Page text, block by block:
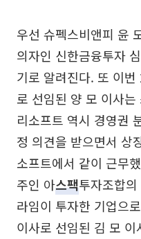
우선 슈펙스비앤피 윤
의자인 신한금융투자
기로 알려진다. 또 이
로 선임된 양 모 이사
리소프트 역시 경영권
정 의견을 받으면서 상
소프트에서 같이 근무
주인 아스팩투자조합
라임이 투자한 기업으
이사로 선임된 김 모